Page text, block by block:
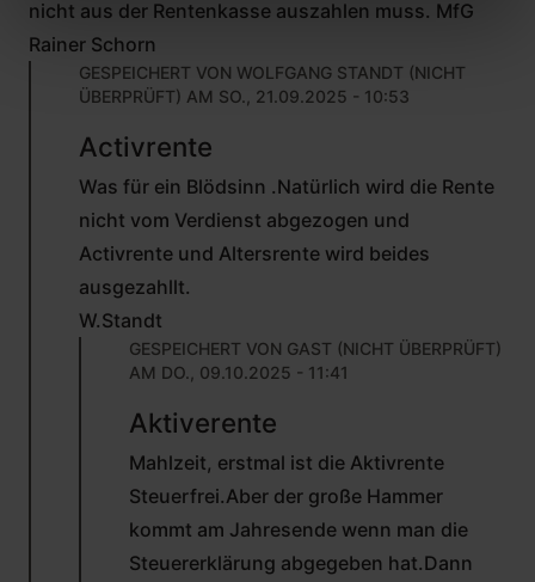
nicht aus der Rentenkasse auszahlen muss. MfG
Rainer Schorn
GESPEICHERT VON WOLFGANG STANDT (NICHT
ÜBERPRÜFT) AM SO., 21.09.2025 - 10:53
AUF
RAINER
SCHORN
ÜBERPRÜFT)
Activrente
Was für ein Blödsinn .Natürlich wird die Rente
nicht vom Verdienst abgezogen und
Activrente und Altersrente wird beides
ausgezahllt.
W.Standt
GESPEICHERT VON GAST (NICHT ÜBERPRÜFT)
AM DO., 09.10.2025 - 11:41
AUF
WOLFGANG
STANDT
ÜBERPRÜFT)
Aktiverente
Mahlzeit, erstmal ist die Aktivrente
Steuerfrei.Aber der große Hammer
kommt am Jahresende wenn man die
Steuererklärung abgegeben hat.Dann